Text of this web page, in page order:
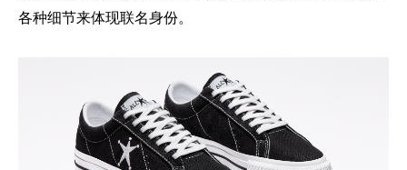
各种细节来体现联名身份。